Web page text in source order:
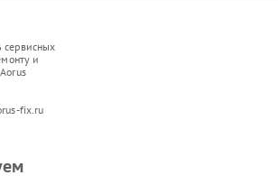
сервисных
и
fix.ru